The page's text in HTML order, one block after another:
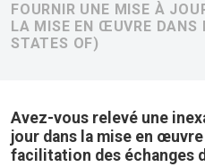
FOURNIR UNE MISE À
LA MISE EN ŒUVRE DANS
STATES OF)
Avez-vous relevé une
jour dans la mise en
facilitation des échanges